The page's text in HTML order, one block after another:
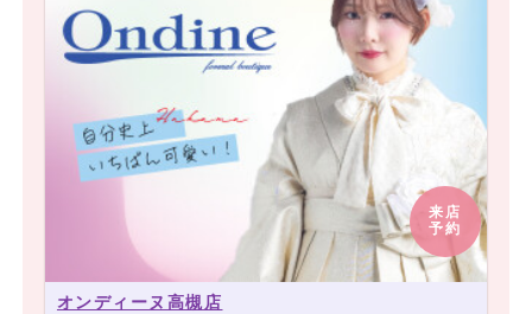
来店
予約
オンディーヌ高槻店